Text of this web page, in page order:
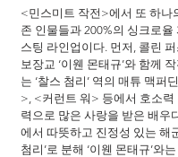
<민스미트 작전>에서 또 하나
존 인물들과 200%의 싱크로율
스팅 라인업이다. 먼저, 콜린
보장교 ‘이웬 몬태규’와 함께
는 ‘찰스 첨리’ 역의 매튜 맥퍼
>, <커런트 워> 등에서 호소력
력으로 많은 사랑을 받은 배우
에서 따뜻하고 진정성 있는 해
첨리’로 분해 ‘이웬 몬태규’와